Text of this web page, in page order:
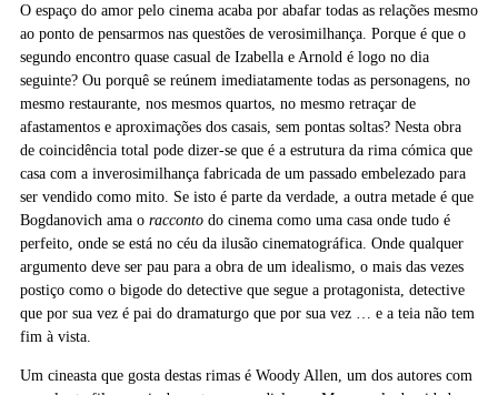
O espaço do amor pelo cinema acaba por abafar todas as relações mesmo
ao ponto de pensarmos nas questões de verosimilhança. Porque é que o
segundo encontro quase casual de Izabella e Arnold é logo no dia
seguinte? Ou porquê se reúnem imediatamente todas as personagens, no
mesmo restaurante, nos mesmos quartos, no mesmo retraçar de
afastamentos e aproximações dos casais, sem pontas soltas? Nesta obra
de coincidência total pode dizer-se que é a estrutura da rima cómica que
casa com a inverosimilhança fabricada de um passado embelezado para
ser vendido como mito. Se isto é parte da verdade, a outra metade é que
Bogdanovich ama o racconto do cinema como uma casa onde tudo é
perfeito, onde se está no céu da ilusão cinematográfica. Onde qualquer
argumento deve ser pau para a obra de um idealismo, o mais das vezes
postiço como o bigode do detective que segue a protagonista, detective
que por sua vez é pai do dramaturgo que por sua vez … e a teia não tem
fim à vista.
Um cineasta que gosta destas rimas é Woody Allen, um dos autores com